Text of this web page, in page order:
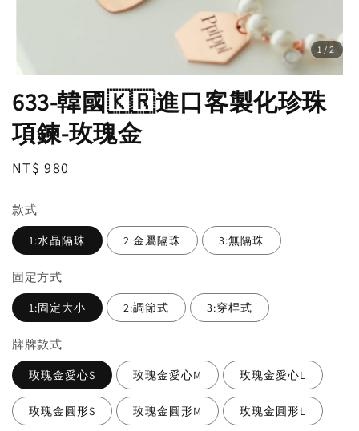
1 /2
633-韓國🇰🇷進口客製化珍珠
項鍊-玫瑰金
Regular
NT$ 980
款式
1:水晶隔珠 2:金屬隔珠 3:無隔珠
固定方式
1:固定大小 2:調節式 3:穿桿式
牌牌款式
玫瑰金愛心S 玫瑰金愛心M 玫瑰金愛心L
玫瑰金圓形S 玫瑰金圓形M 玫瑰金圓形L